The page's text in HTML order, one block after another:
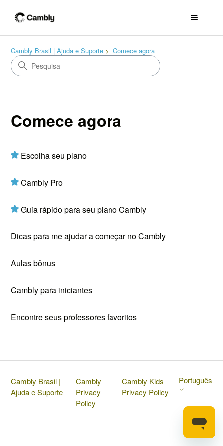
Cambly Brasil | Ajuda e Suporte Comece agora
Comece agora
Escolha seu plano
Cambly Pro
Guia rápido para seu plano Cambly
Dicas para me ajudar a começar no Cambly
Aulas bônus
Cambly para iniciantes
Encontre seus professores favoritos
Cambly Brasil |
Ajuda e Suporte
Cambly
Privacy
Policy
Cambly Kids
Privacy Policy
Português